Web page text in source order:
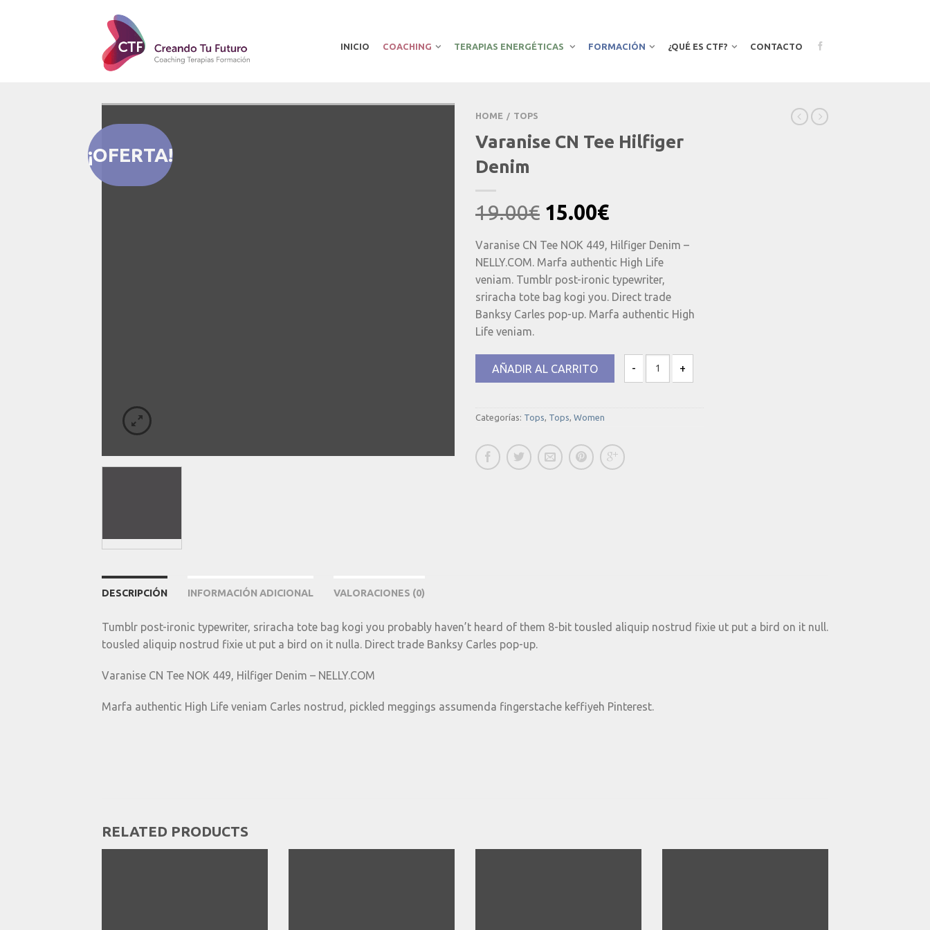
INICIO COACHING TERAPIAS ENERGÉTICAS FORMACIÓN ¿QUÉ ES CTF? CONTACTO
¡OFERTA!
HOME / TOPS
Varanise CN Tee Hilfiger
Denim
19.00€ Original
was:
19.00€.
15.00€Current
is:
15.00€.
Varanise CN Tee NOK 449, Hilfiger Denim –
NELLY.COM. Marfa authentic High Life
veniam. Tumblr post-ironic typewriter,
sriracha tote bag kogi you. Direct trade
Banksy Carles pop-up. Marfa authentic High
Life veniam.
AÑADIR AL CARRITO
Categorías: Tops, Tops, Women
DESCRIPCIÓN INFORMACIÓN ADICIONAL VALORACIONES (0)
Tumblr post-ironic typewriter, sriracha tote bag kogi you probably haven’t heard of them 8-bit tousled aliquip nostrud fixie ut put a bird on it null.
tousled aliquip nostrud fixie ut put a bird on it nulla. Direct trade Banksy Carles pop-up.
Varanise CN Tee NOK 449, Hilfiger Denim – NELLY.COM
Marfa authentic High Life veniam Carles nostrud, pickled meggings assumenda fingerstache keffiyeh Pinterest.
RELATED PRODUCTS